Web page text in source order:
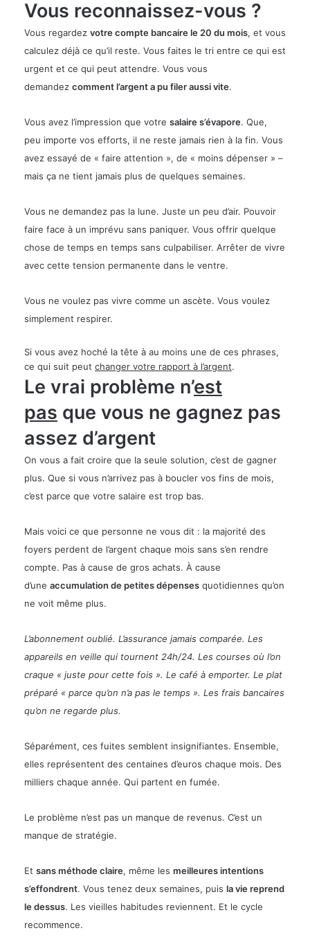
Vous reconnaissez-vous ?
Vous regardez votre compte bancaire le 20 du mois, et vous
calculez déjà ce qu’il reste. Vous faites le tri entre ce qui est
urgent et ce qui peut attendre. Vous vous
demandez comment l’argent a pu filer aussi vite.
Vous avez l’impression que votre salaire s’évapore. Que,
peu importe vos efforts, il ne reste jamais rien à la fin. Vous
avez essayé de « faire attention », de « moins dépenser » –
mais ça ne tient jamais plus de quelques semaines.
Vous ne demandez pas la lune. Juste un peu d’air. Pouvoir
faire face à un imprévu sans paniquer. Vous offrir quelque
chose de temps en temps sans culpabiliser. Arrêter de vivre
avec cette tension permanente dans le ventre.
Vous ne voulez pas vivre comme un ascète. Vous voulez
simplement respirer.
Si vous avez hoché la tête à au moins une de ces phrases,
ce qui suit peut changer votre rapport à l’argent.
Le vrai problème n’est
pas que vous ne gagnez pas
assez d’argent
On vous a fait croire que la seule solution, c’est de gagner
plus. Que si vous n’arrivez pas à boucler vos fins de mois,
c’est parce que votre salaire est trop bas.
Mais voici ce que personne ne vous dit : la majorité des
foyers perdent de l’argent chaque mois sans s’en rendre
compte. Pas à cause de gros achats. À cause
d’une accumulation de petites dépenses quotidiennes qu’on
ne voit même plus.
L’abonnement oublié. L’assurance jamais comparée. Les
appareils en veille qui tournent 24h/24. Les courses où l’on
craque « juste pour cette fois ». Le café à emporter. Le plat
préparé « parce qu’on n’a pas le temps ». Les frais bancaires
qu’on ne regarde plus.
Séparément, ces fuites semblent insignifiantes. Ensemble,
elles représentent des centaines d’euros chaque mois. Des
milliers chaque année. Qui partent en fumée.
Le problème n’est pas un manque de revenus. C’est un
manque de stratégie.
Et sans méthode claire, même les meilleures intentions
s’effondrent. Vous tenez deux semaines, puis la vie reprend
le dessus. Les vieilles habitudes reviennent. Et le cycle
recommence.